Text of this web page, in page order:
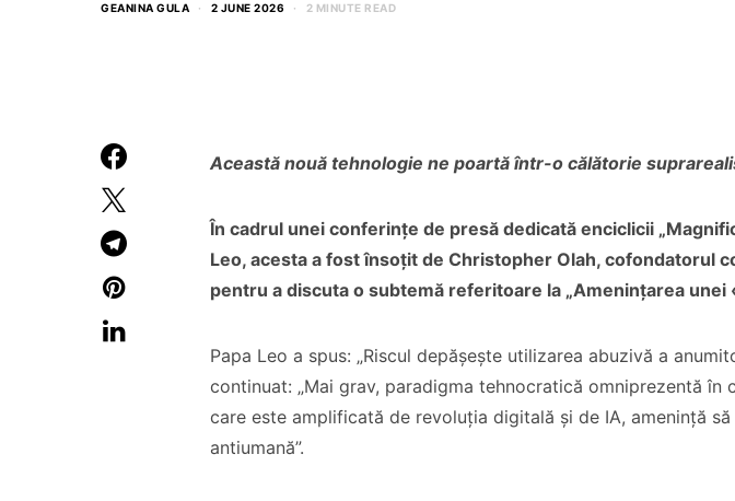
GEANINA GULA 2 JUNE 2026 2 MINUTE READ
Această nouă tehnologie ne poartă într-o călătorie
În cadrul unei conferințe de presă dedicată enciclicii
Leo, acesta a fost însoțit de Christopher Olah, cofondatorul
pentru a discuta o subtemă referitoare la „Amenințarea unei
Papa Leo a spus: „Riscul depășește utilizarea abuzivă a
continuat: „Mai grav, paradigma tehnocratică omniprezentă în
care este amplificată de revoluția digitală și de IA, amenință
antiumană”.